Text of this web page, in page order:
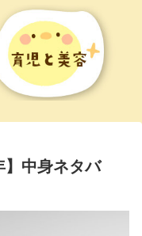
】中身ネタバ